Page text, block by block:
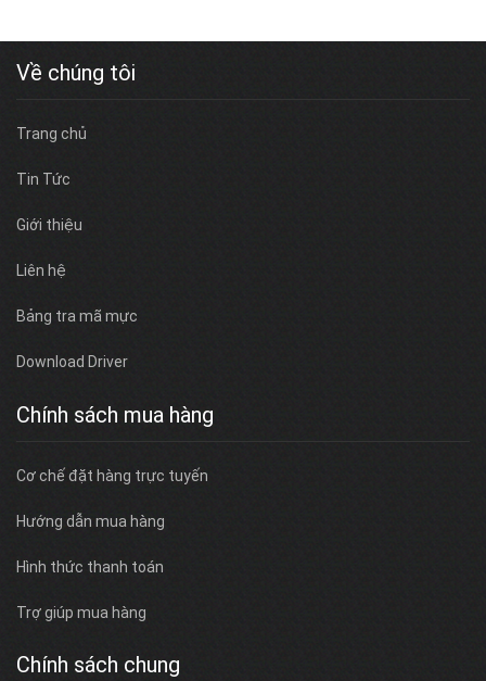
Về chúng tôi
Trang chủ
Tin Tức
Giới thiệu
Liên hệ
Bảng tra mã mực
Download Driver
Chính sách mua hàng
Cơ chế đặt hàng trực tuyến
Hướng dẫn mua hàng
Hình thức thanh toán
Trợ giúp mua hàng
Chính sách chung